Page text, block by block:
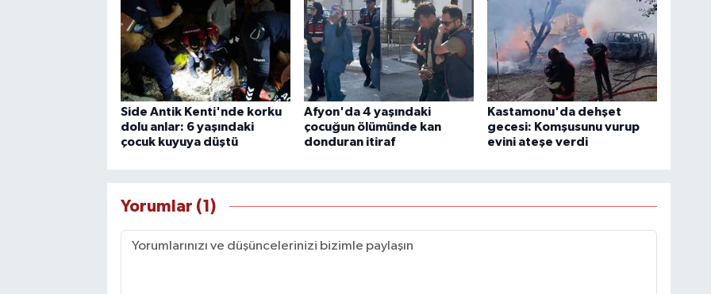
Side Antik Kenti'nde korku
dolu anlar: 6 yaşındaki
çocuk kuyuya düştü
Afyon'da 4 yaşındaki
çocuğun ölümünde kan
donduran itiraf
Kastamonu'da dehşet
gecesi: Komşusunu vurup
evini ateşe verdi
Yorumlar (1)